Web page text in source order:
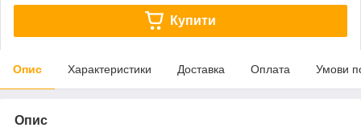
Купити
Опис Характеристики Доставка Оплата Умови
Опис